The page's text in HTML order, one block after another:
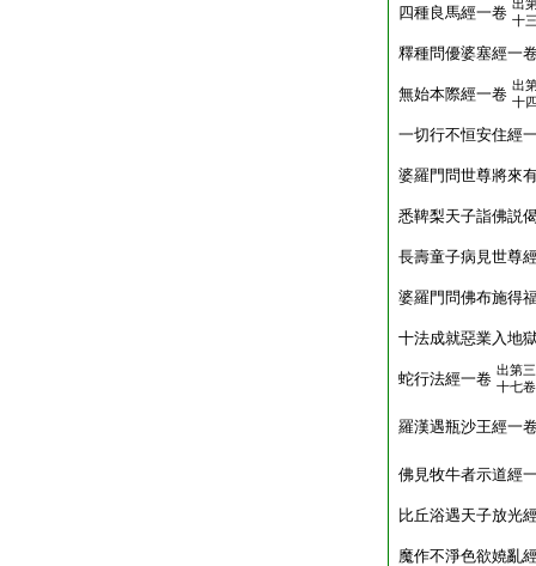
四種良馬經一卷 出
十
釋種問優婆塞經一
無始本際經一卷 出
十
一切行不恒安住經
婆羅門問世尊將來
悉鞞梨天子詣佛説
長壽童子病見世尊
婆羅門問佛布施得
十法成就惡業入地
蛇行法經一卷 出第三
十七卷
羅漢遇瓶沙王經一
佛見牧牛者示道經
比丘浴遇天子放光
魔作不淨色欲嬈亂